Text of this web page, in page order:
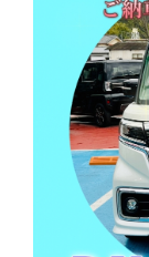
カンタン査定
車検/整備
グーネット在
会社概要
お問い合わせ